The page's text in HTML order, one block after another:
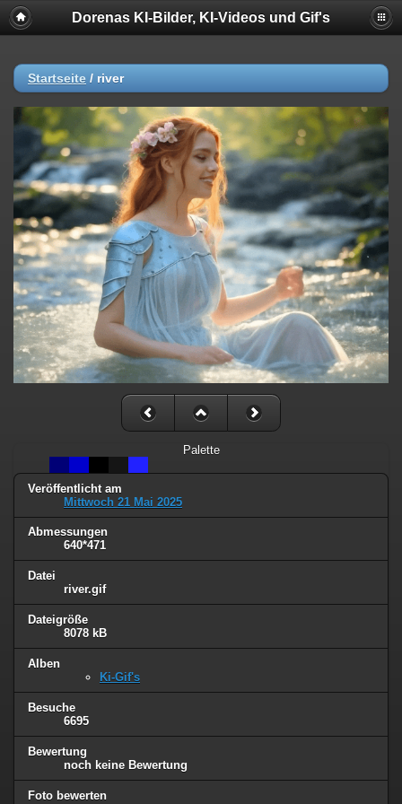
Dorenas KI-Bilder, KI-Videos und Gif's
Startseite / river
Palette
Veröffentlicht am
Mittwoch 21 Mai 2025
Abmessungen
640*471
Datei
river.gif
Dateigröße
8078 kB
Alben
Ki-Gif's
Besuche
6695
Bewertung
noch keine Bewertung
Foto bewerten